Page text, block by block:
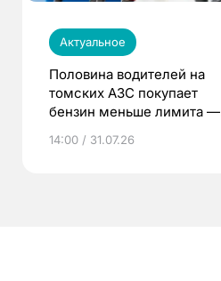
Актуальное
Половина водителей на
томских АЗС покупает
бензин меньше лимита —
14:00 / 31.07.26